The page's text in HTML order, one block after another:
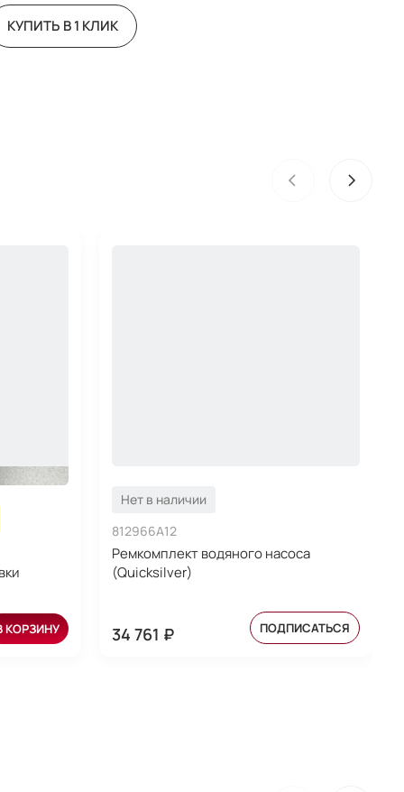
КУПИТЬ В 1 КЛИК
КОРЗИНУ
Нет в наличии
812966A12
Ремкомплект водяного насоса
(Quicksilver)
34 761 ₽ ПОДПИСАТЬСЯ